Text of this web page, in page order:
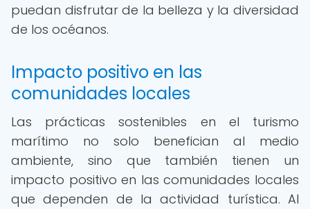
puedan disfrutar de la belleza y la diversidad
de los océanos.
Impacto positivo en las
comunidades locales
Las prácticas sostenibles en el turismo
marítimo no solo benefician al medio
ambiente, sino que también tienen un
impacto positivo en las comunidades locales
que dependen de la actividad turística. Al